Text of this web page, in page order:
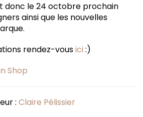
donc le 24 octobre prochain
ainsi que les nouvelles
rendez-vousici :)
Shop
: Claire Pélissier